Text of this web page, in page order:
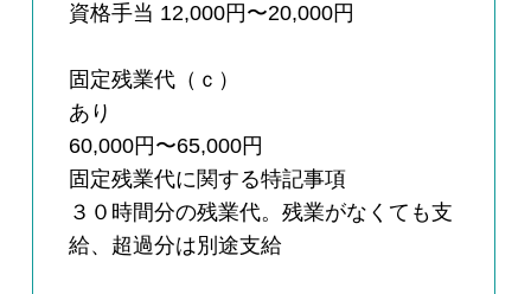
資格手当 12,000円〜20,000円
固定残業代（ｃ）
あり
60,000円〜65,000円
固定残業代に関する特記事項
３０時間分の残業代。残業がなくても支
給、超過分は別途支給